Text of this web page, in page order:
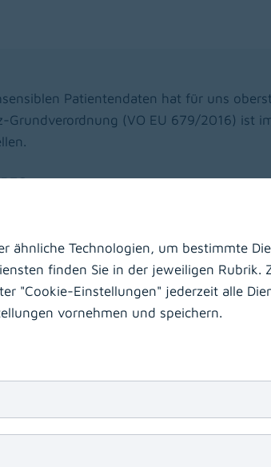
Patientendaten hat für uns
Grundverordnung (VO EU 679/2016) ist
KABEG, Kraßniggstraße 15,
zum Datenschutz
ähnliche Technologien, um bestimmte
finden Sie in der jeweiligen Rubrik.
"Cookie-Einstellungen" jederzeit alle
vornehmen und speichern.